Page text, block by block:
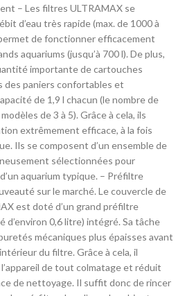
– Les filtres ULTRAMAX se
d’eau très rapide (max. de 1000 à
de fonctionner efficacement
aquariums (jusqu’à 700 l). De plus,
importante de cartouches
des paniers confortables et
de 1,9 l chacun (le nombre de
de 3 à 5). Grâce à cela, ils
extrêmement efficace, à la fois
Ils se composent d’un ensemble de
sélectionnées pour
aquarium typique. – Préfiltre
sur le marché. Le couvercle de
est doté d’un grand préfiltre
d’environ 0,6 litre) intégré. Sa tâche
mécaniques plus épaisses avant
du filtre. Grâce à cela, il
de tout colmatage et réduit
de nettoyage. Il suffit donc de rincer